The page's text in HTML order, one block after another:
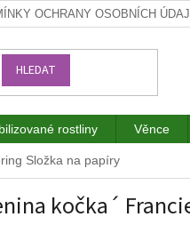
OCHRANY OSOBNÍCH
HLEDAT
rostliny Věnce
Složka na papíry
kočka´